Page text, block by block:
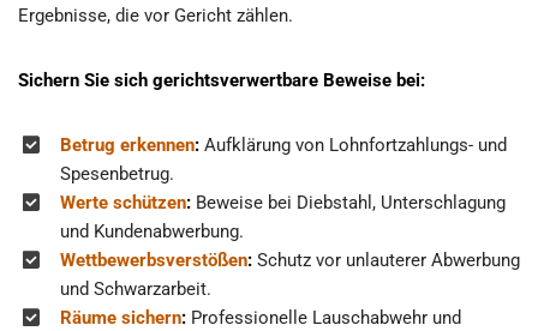
Ergebnisse, die vor Gericht zählen.
Sichern Sie sich gerichtsverwertbare Beweise bei:
Betrug erkennen: Aufklärung von Lohnfortzahlungs- und
Spesenbetrug.
Werte schützen: Beweise bei Diebstahl, Unterschlagung
und Kundenabwerbung.
Wettbewerbsverstößen: Schutz vor unlauterer Abwerbung
und Schwarzarbeit.
Räume sichern: Professionelle Lauschabwehr und